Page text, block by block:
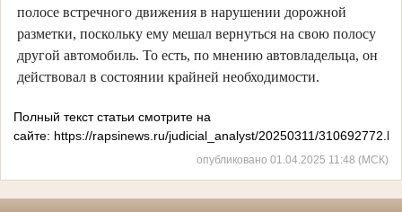
полосе встречного движения в нарушении дорожной
разметки, поскольку ему мешал вернуться на свою полосу
другой автомобиль. То есть, по мнению автовладельца, он
действовал в состоянии крайней необходимости.
Полный текст статьи смотрите на
сайте: https://rapsinews.ru/judicial_analyst/20250311/
опубликовано 01.04.2025 11:48 (МСК)